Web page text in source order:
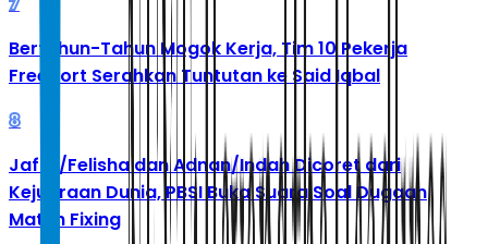
Bertahun-Tahun Mogok Kerja, Tim 10 Pekerja
Freeport Serahkan Tuntutan ke Said Iqbal
8
Jafar/Felisha dan Adnan/Indah Dicoret dari
Kejuaraan Dunia, PBSI Buka Suara Soal Dugaan
Match Fixing